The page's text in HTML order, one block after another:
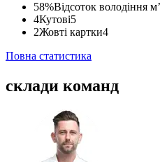
58%Відсоток володіння
4Кутові5
2Жовті картки4
Повна статистика
склади команд